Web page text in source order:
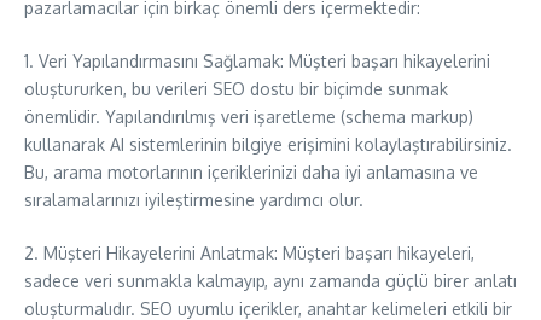
pazarlamacılar için birkaç önemli ders içermektedir:
1. Veri Yapılandırmasını Sağlamak: Müşteri başarı hikayelerini
oluştururken, bu verileri SEO dostu bir biçimde sunmak
önemlidir. Yapılandırılmış veri işaretleme (schema markup)
kullanarak AI sistemlerinin bilgiye erişimini kolaylaştırabilirsiniz.
Bu, arama motorlarının içeriklerinizi daha iyi anlamasına ve
sıralamalarınızı iyileştirmesine yardımcı olur.
2. Müşteri Hikayelerini Anlatmak: Müşteri başarı hikayeleri,
sadece veri sunmakla kalmayıp, aynı zamanda güçlü birer anlatı
oluşturmalıdır. SEO uyumlu içerikler, anahtar kelimeleri etkili bir